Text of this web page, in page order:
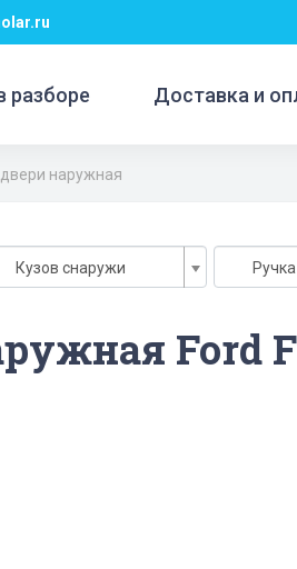
разборе Доставка и
наружная
Кузов снаружи
Ford